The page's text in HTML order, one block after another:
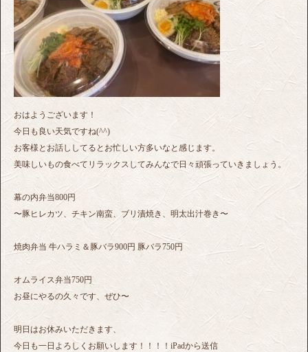
おはようございます！
今日も良い天気ですね(^^)
お客様とお話ししてるとお忙しい方多いなと感じます。
美味しいもの食べてリラックスしてみんなで日々頑張っていきましょう。
幕の内弁当800円
〜豚ヒレカツ、チキン南蛮、ブリ漬焼き、明太出汁巻き〜
焼肉弁当 牛ハラミ＆豚バラ900円 豚バラ750円
オムライス弁当750円
お昼にやるの久々です、ぜひ〜
明日はお休みいただきます、
今日も一日よろしくお願いします！！！！iPadから送信